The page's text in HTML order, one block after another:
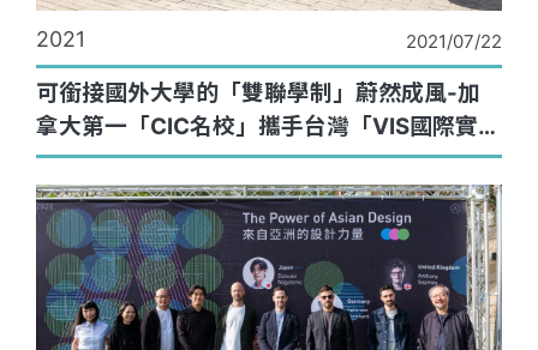
2021 2021/07/22
可銜接國外大學的「雙聯學制」蔚然成風-加
拿大第一「CIC名校」攜手台灣「VIS國際實驗
教育」雙強聯手展新頁